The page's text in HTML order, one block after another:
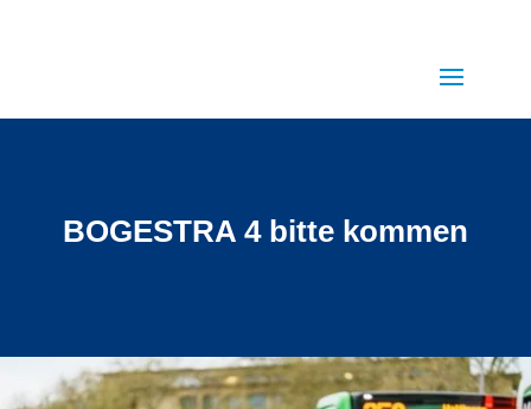
BOGESTRA 4 bitte kommen